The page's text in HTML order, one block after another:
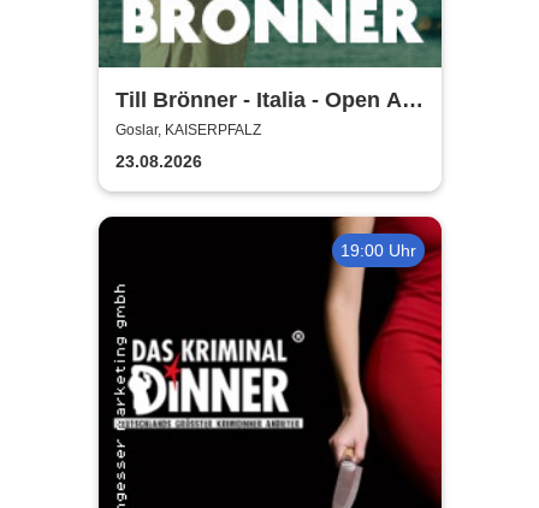
Till Brönner - Italia - Open Air
2026
Goslar, KAISERPFALZ
23.08.2026
19:00 Uhr